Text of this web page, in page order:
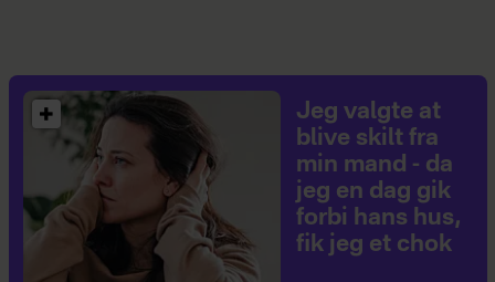
Jeg valgte at
blive skilt fra
min mand - da
jeg en dag gik
forbi hans hus,
fik jeg et chok